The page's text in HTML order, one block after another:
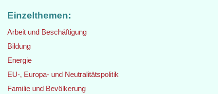
Einzelthemen:
Arbeit und Beschäftigung
Bildung
Energie
EU-, Europa- und Neutralitätspolitik
Familie und Bevölkerung